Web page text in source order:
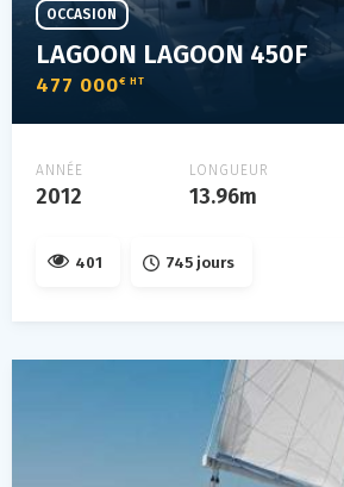
LAGOON LAGOON 450F
477 000€ HT
OCCASION
ANNÉE
2012
LONGUEUR
13.96m
401 745 jours